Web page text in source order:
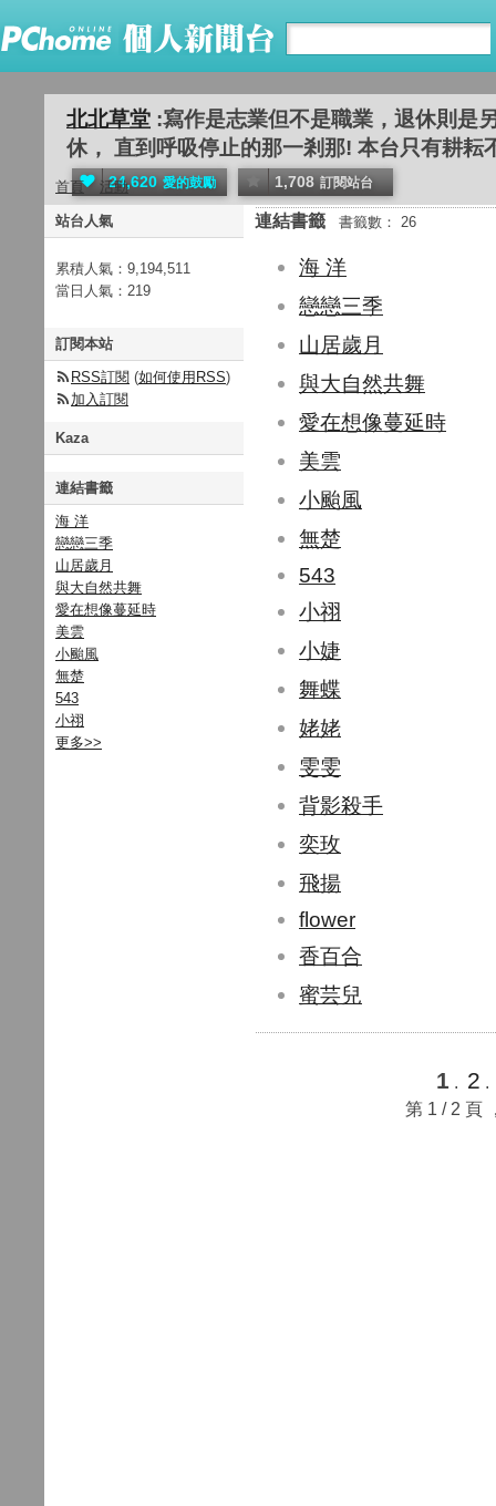
北北草堂 :寫作是志業但不是職業，退休則是
休， 直到呼吸停止的那一剎那! 本台只有耕耘
24,620 愛的鼓勵 1,708 訂閱站台
首頁 活動
連結書籤 書籤數： 26
海 洋
戀戀三季
山居歲月
與大自然共舞
愛在想像蔓延時
美雲
小颱風
無楚
543
小祤
小婕
舞蝶
姥姥
雯雯
背影殺手
奕玫
飛揚
flower
香百合
蜜芸兒
1 . 2
第 1 / 2
站台人氣
累積人氣： 9,194,511
當日人氣： 219
訂閱本站
RSS訂閱 (如何使用RSS)
加入訂閱
Kaza
連結書籤
海 洋
戀戀三季
山居歲月
與大自然共舞
愛在想像蔓延時
美雲
小颱風
無楚
543
小祤
更多>>